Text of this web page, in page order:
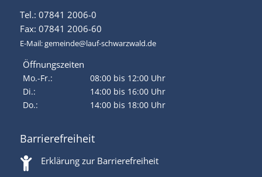
Tel.: 07841 2006-0
Fax: 07841 2006-60
E-Mail:gemeinde@lauf-schwarzwald.de
Öffnungszeiten
Mo.-Fr.:
08:00 bis 12:00 Uhr
Di.:
14:00 bis 16:00 Uhr
Do.:
14:00 bis 18:00 Uhr
Barrierefreiheit
Erklärung zur Barrierefreiheit